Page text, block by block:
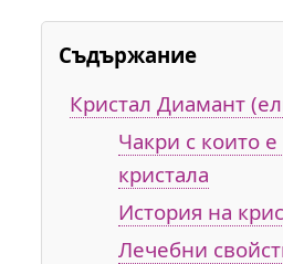
Съдържание
Кристал Диамант
Чакри с които
кристала
История на
Лечебни